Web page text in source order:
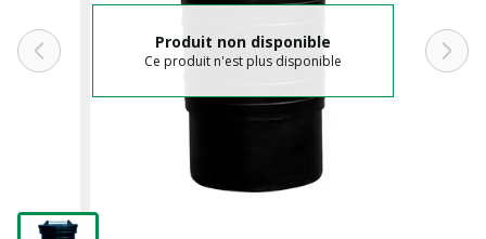
Produit non disponible
Ce produit n'est plus disponible